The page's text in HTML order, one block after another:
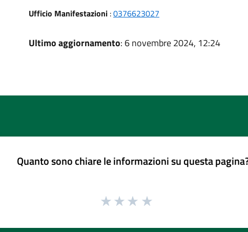
Ufficio Manifestazioni:0376623027
Ultimo aggiornamento: 6 novembre 2024, 12:24
Quanto sono chiare le informazioni su questa